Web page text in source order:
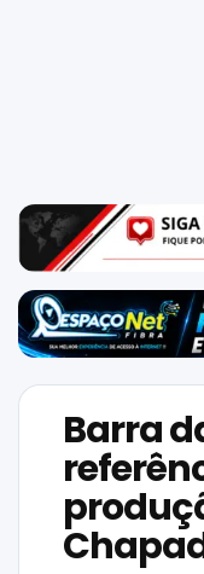
NAS
NOSSAS
REDES
Barra